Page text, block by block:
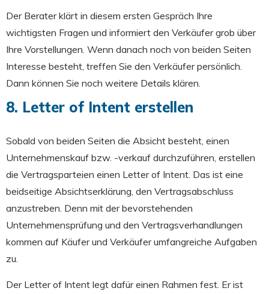
Der Berater klärt in diesem ersten Gespräch Ihre
wichtigsten Fragen und informiert den Verkäufer grob über
Ihre Vorstellungen. Wenn danach noch von beiden Seiten
Interesse besteht, treffen Sie den Verkäufer persönlich.
Dann können Sie noch weitere Details klären.
8. Letter of Intent erstellen
Sobald von beiden Seiten die Absicht besteht, einen
Unternehmenskauf bzw. -verkauf durchzuführen, erstellen
die Vertragsparteien einen Letter of Intent. Das ist eine
beidseitige Absichtserklärung, den Vertragsabschluss
anzustreben. Denn mit der bevorstehenden
Unternehmensprüfung und den Vertragsverhandlungen
kommen auf Käufer und Verkäufer umfangreiche Aufgaben
zu.
Der Letter of Intent legt dafür einen Rahmen fest. Er ist